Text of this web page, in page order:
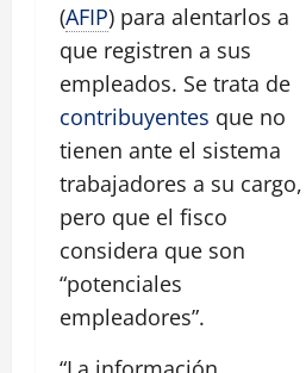
(AFIP) para alentarlos a
que registren a sus
empleados. Se trata de
contribuyentes que no
tienen ante el sistema
trabajadores a su cargo,
pero que el fisco
considera que son
“potenciales
empleadores”.